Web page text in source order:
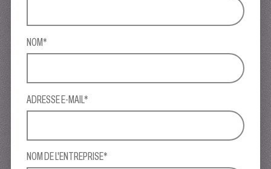
NOM*
ADRESSE E-MAIL*
NOM DE L'ENTREPRISE*